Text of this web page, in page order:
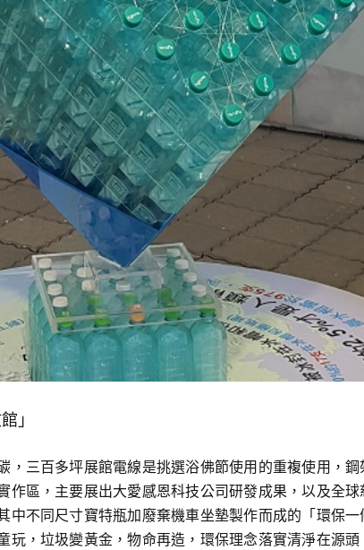
」
，三百多坪展館電線是挑選浴佛節使用的重複使用，
作區，主要展出大愛感恩科技公司研發成果，以及全
中不同尺寸寶特瓶加廢棄機車坐墊製作而成的「環保
玩，垃圾變黃金，物命再造，環保理念落實清淨在源